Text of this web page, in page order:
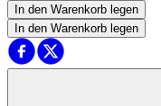
In den Warenkorb legen
In den Warenkorb legen